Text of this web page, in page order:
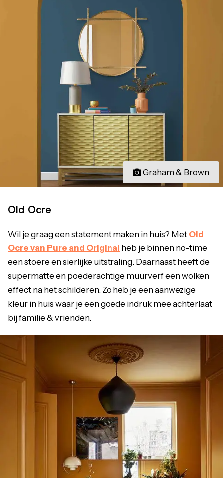
Graham & Brown
Old Ocre
Wil je graag een statement maken in huis? Met Old
Ocre van Pure and Original heb je binnen no-time
een stoere en sierlijke uitstraling. Daarnaast heeft de
supermatte en poederachtige muurverf een wolken
effect na het schilderen. Zo heb je een aanwezige
kleur in huis waar je een goede indruk mee achterlaat
bij familie & vrienden.